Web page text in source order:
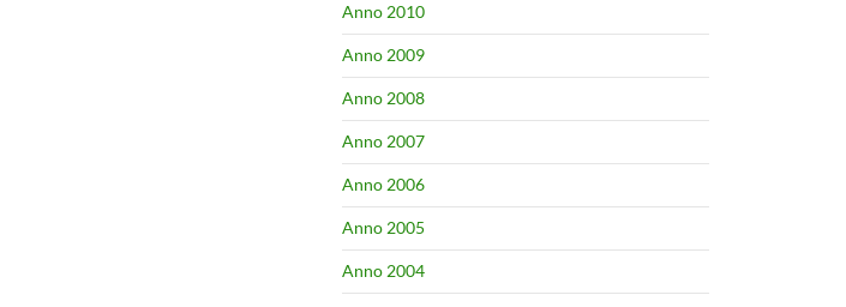
Anno 2010
Anno 2009
Anno 2008
Anno 2007
Anno 2006
Anno 2005
Anno 2004